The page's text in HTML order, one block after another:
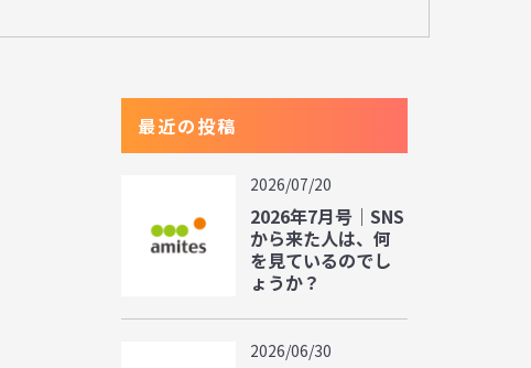
最近の投稿
2026/07/20
2026年7月号｜SNS
から来た人は、何
を見ているのでし
ょうか？
2026/06/30